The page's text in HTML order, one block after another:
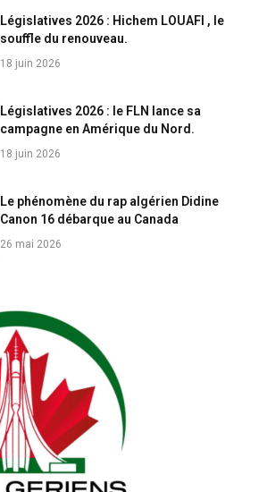
Législatives 2026 : Hichem LOUAFI , le
souffle du renouveau.
18 juin 2026
Législatives 2026 : le FLN lance sa
campagne en Amérique du Nord.
18 juin 2026
Le phénomène du rap algérien Didine
Canon 16 débarque au Canada
26 mai 2026